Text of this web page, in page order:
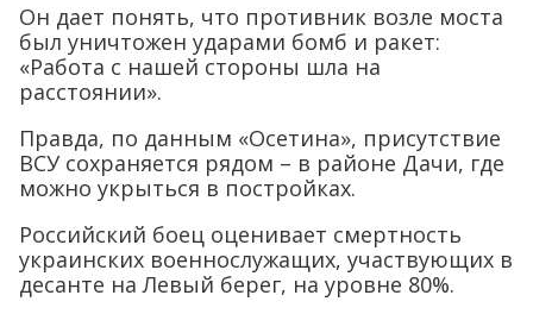
Он дает понять, что противник возле моста
был уничтожен ударами бомб и ракет:
«Работа с нашей стороны шла на
расстоянии».
Правда, по данным «Осетина», присутствие
ВСУ сохраняется рядом – в районе Дачи, где
можно укрыться в постройках.
Российский боец оценивает смертность
украинских военнослужащих, участвующих в
десанте на Левый берег, на уровне 80%.